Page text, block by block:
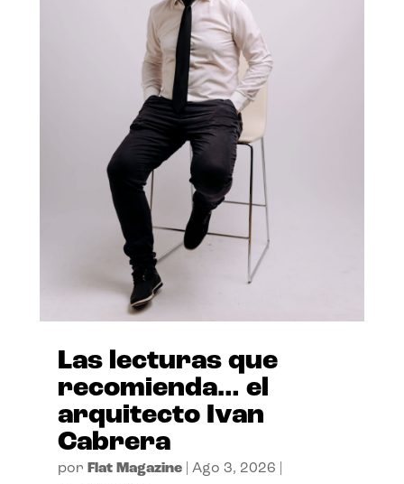
Las lecturas que
recomienda… el
arquitecto Ivan
Cabrera
por Flat Magazine| Ago 3, 2026